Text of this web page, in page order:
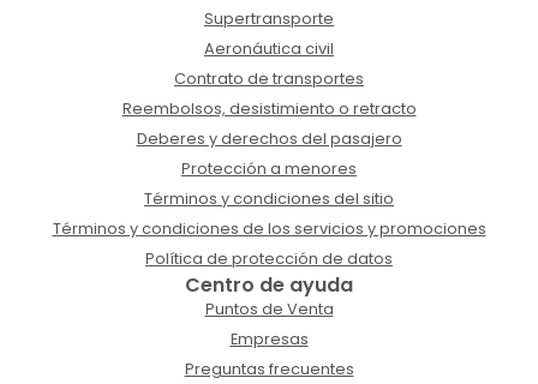
Supertransporte
Aeronáutica civil
Contrato de transportes
Reembolsos, desistimiento o retracto
Deberes y derechos del pasajero
Protección a menores
Términos y condiciones del sitio
Términos y condiciones de los servicios y promociones
Política de protección de datos
Centro de ayuda
Puntos de Venta
Empresas
Preguntas frecuentes